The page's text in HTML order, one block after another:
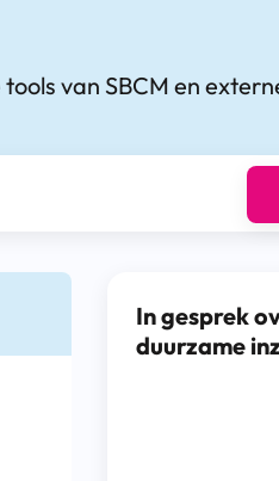
van SBCM en
In gesprek
duurzame